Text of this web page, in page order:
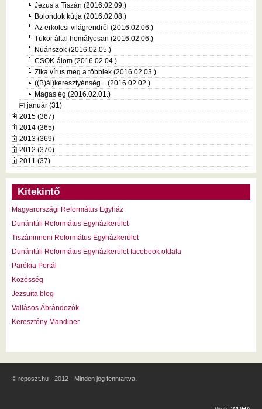
Jézus a Tiszán (2016.02.09.)
Bolondok kútja (2016.02.08.)
Az erkölcsi világrendről (2016.02.06.)
Tükör által homályosan (2016.02.06.)
Nüánszok (2016.02.05.)
CSOK-álom (2016.02.04.)
Zika vírus meg a többiek (2016.02.03.)
((B)ál)keresztyénség... (2016.02.02.)
Magas ég (2016.02.01.)
január (31)
2015 (367)
2014 (365)
2013 (369)
2012 (370)
2011 (37)
Kitekintő
Magyarországi Református Egyház
Dunántúli Református Egyházkerület
Tiszáninneni Református Egyházkerület
Dunántúli Református Egyházkerület facebook oldala
Parókia Portál
Közösség
Jezsuita blog
Vallásos Ábrándozók
Keresztény Mandiner
© reposzt.hu - 2012 - Minden jog fenntartva.